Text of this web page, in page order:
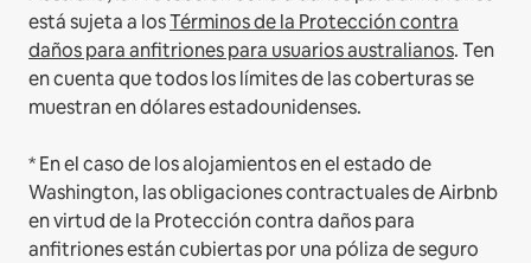
está sujeta a losTérminos de la Protección contra
daños para anfitriones para usuarios australianos. Ten
en cuenta que todos los límites de las coberturas se
muestran en dólares estadounidenses.
* En el caso de los alojamientos en el estado de
Washington, las obligaciones contractuales de Airbnb
en virtud de la Protección contra daños para
anfitriones están cubiertas por una póliza de seguro